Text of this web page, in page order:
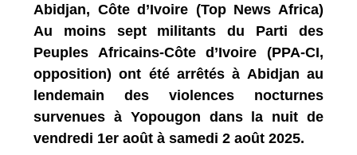
Abidjan, Côte d’Ivoire (Top News Africa)
Au moins sept militants du Parti des
Peuples Africains-Côte d’Ivoire (PPA-CI,
opposition) ont été arrêtés à Abidjan au
lendemain des violences nocturnes
survenues à Yopougon dans la nuit de
vendredi 1er août à samedi 2 août 2025.